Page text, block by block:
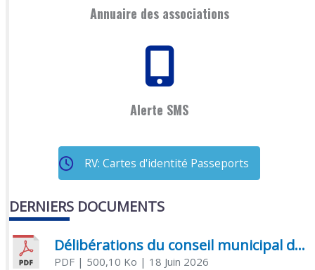
Annuaire des associations
Alerte SMS
RV: Cartes d'identité Passeports
DERNIERS DOCUMENTS
Délibérations du conseil municipal du 18 juin 2026
PDF| 500,10 Ko | 18 Juin 2026